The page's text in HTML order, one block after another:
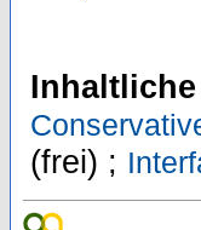
(frei) ;